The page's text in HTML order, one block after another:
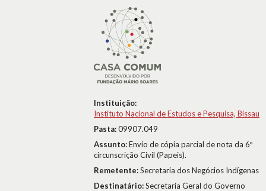
Instituição:
Instituto Nacional de Estudos e Pesquisa, Bissau
Pasta:09907.049
Assunto:Envio de cópia parcial de nota da 6º
circunscrição Civil (Papeis).
Remetente:Secretaria dos Negócios Indígenas
Destinatário:Secretaria Geral do Governo